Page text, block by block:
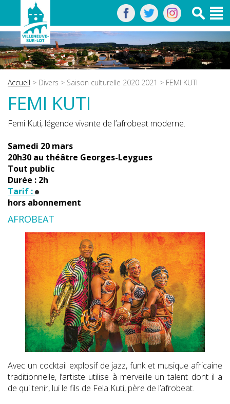
Accueil > Divers > Saison culturelle 2020 2021 > FEMI KUTI
FEMI KUTI
Femi Kuti, légende vivante de l’afrobeat moderne.
Samedi 20 mars
20h30 au théâtre Georges-Leygues
Tout public
Durée : 2h
Tarif :
hors abonnement
AFROBEAT
Avec un cocktail explosif de jazz, funk et musique africaine
traditionnelle, l’artiste utilise à merveille un talent dont il a
de qui tenir, lui le fils de Fela Kuti, père de l’afrobeat.